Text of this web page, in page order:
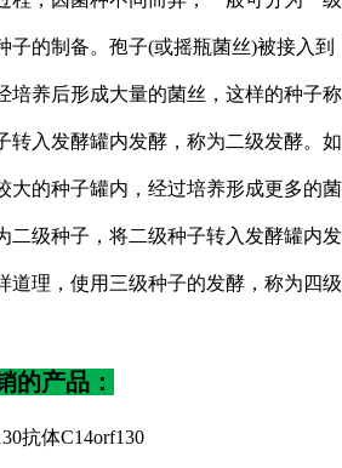
子的制备。孢子(或摇瓶菌丝)被接入到
培养后形成大量的菌丝，这样的种子称
转入发酵罐内发酵，称为二级发酵。如
大的种子罐内，经过培养形成更多的菌
二级种子，将二级种子转入发酵罐内发
道理，使用三级种子的发酵，称为四级
的产品：
抗体C14orf130